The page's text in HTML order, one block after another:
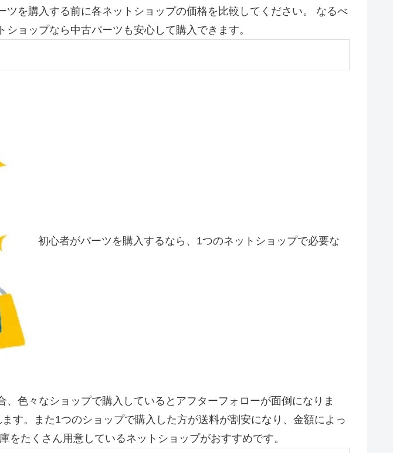
を購入する前に各ネットショップの価格を比較してください。 なるべ
ョップなら中古パーツも安心して購入できます。
初心者がパーツを購入するなら、1つのネットショップで必要な
色々なショップで購入しているとアフターフォローが面倒になりま
す。また1つのショップで購入した方が送料が割安になり、金額によっ
たくさん用意しているネットショップがおすすめです。